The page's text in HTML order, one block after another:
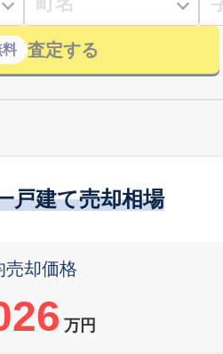
料 査定する
戸建て売却相場
売却価格
万円